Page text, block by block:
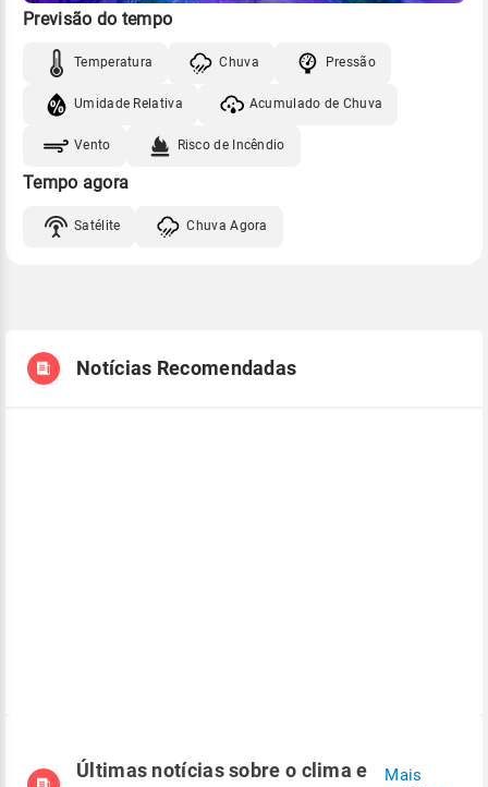
Previsão do tempo
Temperatura Chuva Pressão
Umidade Relativa Acumulado de Chuva
Vento Risco de Incêndio
Tempo agora
Satélite Chuva Agora
Notícias Recomendadas
Últimas notícias sobre o clima e
Mais